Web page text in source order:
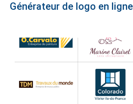
Générateur de logo en ligne